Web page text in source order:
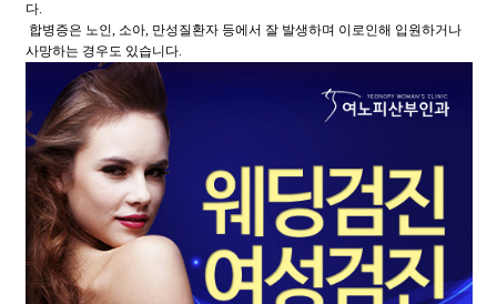
다.
합병증은 노인, 소아, 만성질환자 등에서 잘 발생하며 이로인해 입원하거나
사망하는 경우도 있습니다.